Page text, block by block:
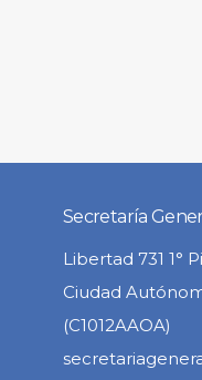
Secretaría
Libertad 731 1°
Ciudad
(C1012AAOA)